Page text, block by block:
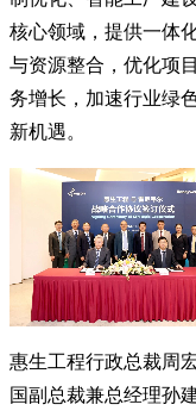
核心领域，提供一体
与资源整合，优化项
务增长，加速行业绿
新机遇。
惠生工程行政总裁周
国副总裁兼总经理孙